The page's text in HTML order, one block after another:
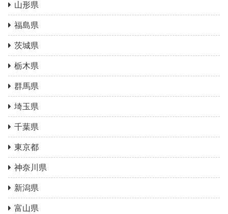
山形県
福島県
茨城県
栃木県
群馬県
埼玉県
千葉県
東京都
神奈川県
新潟県
富山県